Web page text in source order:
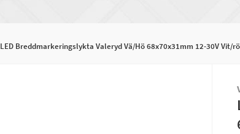
LED Breddmarkeringslykta Valeryd Vä/Hö 68x70x31mm 12-30V Vit/